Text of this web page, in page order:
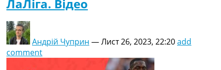
ЛаЛіга. Відео
Андрій Чуприн —Лист 26, 2023, 22:20add
comment